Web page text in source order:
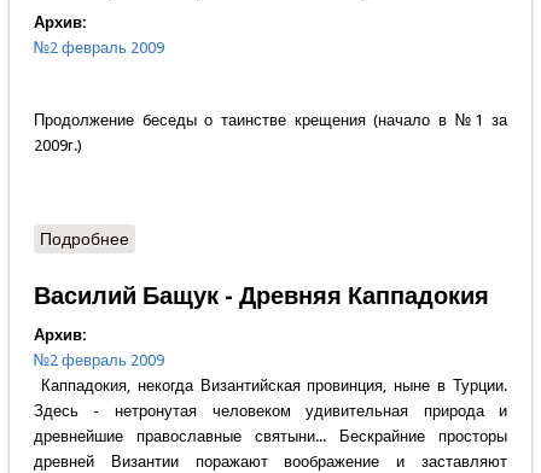
Архив:
№2 февраль 2009
Продолжение беседы о таинстве крещения (начало в №1 за
2009г.)
Подробнеео Протоиерей Артемий Владимиров -
Василий Бащук - Древняя Каппадокия
Архив:
№2 февраль 2009
Каппадокия, некогда Византийская провинция, ныне в Турции.
Здесь - нетронутая человеком удивительная природа и
древнейшие православные святыни... Бескрайние просторы
древней Византии поражают воображение и заставляют